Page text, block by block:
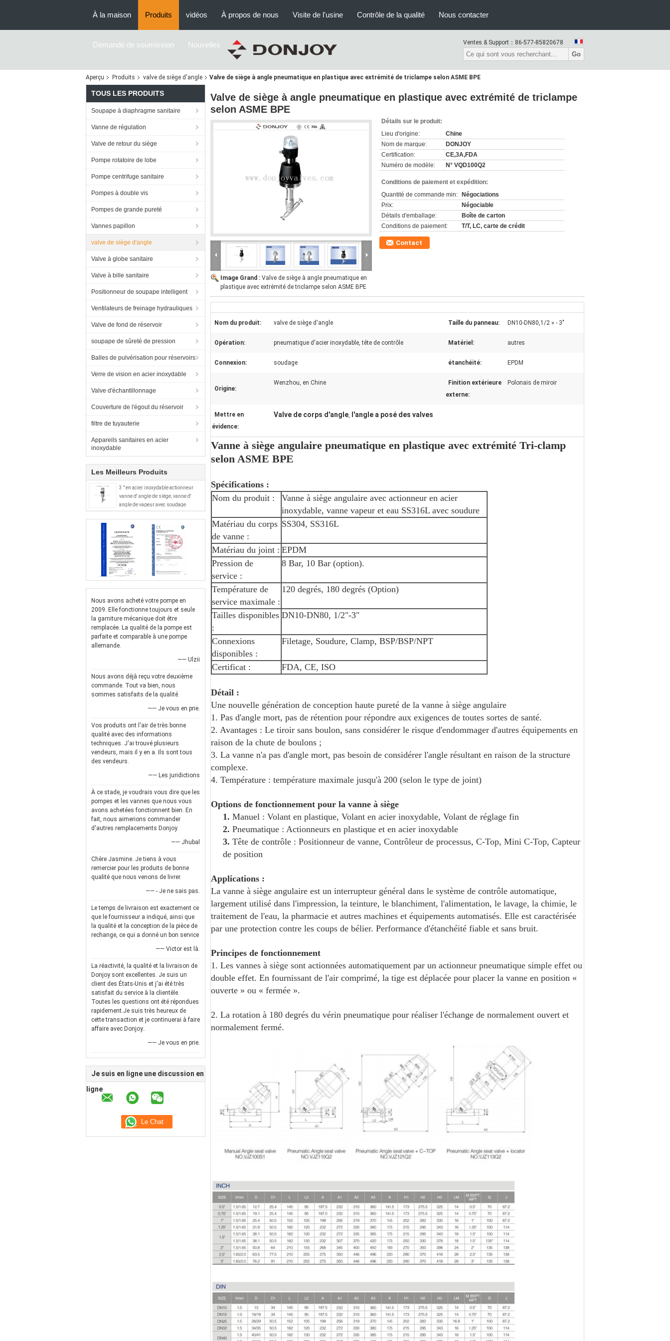
À la maison Produits vidéos À propos de nous Visite de l'usine Contrôle de la qualité Nous contacter
Demande de soumission Nouvelles Ventes & Support： 86-577-85820678
Go
Aperçu Produits valve de siège d'angle Valve de siège à angle pneumatique en plastique avec extrémité de triclampe selon ASME BPE
TOUS LES PRODUITS
Soupape à diaphragme sanitaire
Vanne de régulation
Valve de retour du siège
Pompe rotatoire de lobe
Pompe centrifuge sanitaire
Pompes à double vis
Pompes de grande pureté
Vannes papillon
valve de siège d'angle
Valve à globe sanitaire
Valve à bille sanitaire
Positionneur de soupape intelligent
Ventilateurs de freinage hydrauliques
Valve de fond de réservoir
soupape de sûreté de pression
Balles de pulvérisation pour réservoirs
Verre de vision en acier inoxydable
Valve d'échantillonnage
Couverture de l'égout du réservoir
filtre de tuyauterie
Appareils sanitaires en acier
inoxydable
Les Meilleurs Produits
3 " en acier inoxydable actionneur
vanne d' angle de siège, vanne d'
angle de vapeur avec soudage
Nous avons acheté votre pompe en
2009. Elle fonctionne toujours et seule
la garniture mécanique doit être
remplacée. La qualité de la pompe est
parfaite et comparable à une pompe
allemande.
—— Ulzii
Nous avons déjà reçu votre deuxième
commande. Tout va bien, nous
sommes satisfaits de la qualité.
—— Je vous en prie.
Vos produits ont l'air de très bonne
qualité avec des informations
techniques. J'ai trouvé plusieurs
vendeurs, mais il y en a. Ils sont tous
des vendeurs.
—— Les juridictions
À ce stade, je voudrais vous dire que les
pompes et les vannes que nous vous
avons achetées fonctionnent bien. En
fait, nous aimerions commander
d'autres remplacements Donjoy.
—— Jhubal
Chère Jasmine. Je tiens à vous
remercier pour les produits de bonne
qualité que nous venons de livrer.
—— - Je ne sais pas.
Le temps de livraison est exactement ce
que le fournisseur a indiqué, ainsi que
la qualité et la conception de la pièce de
rechange, ce qui a donné un bon service
—— Victor est là.
La réactivité, la qualité et la livraison de
Donjoy sont excellentes. Je suis un
client des États-Unis et j'ai été très
satisfait du service à la clientèle.
Toutes les questions ont été répondues
rapidement.Je suis très heureux de
cette transaction et je continuerai à faire
affaire avec Donjoy..
—— Je vous en prie.
Je suis en ligne une discussion en
ligne
Valve de siège à angle pneumatique en plastique avec extrémité de triclampe
selon ASME BPE
Image Grand : Valve de siège à angle pneumatique en
plastique avec extrémité de triclampe selon ASME BPE
Détails sur le produit:
Lieu d'origine:
Chine
Nom de marque:
DONJOY
Certification:
CE,3A,FDA
Numéro de modèle:
N° VQD100Q2
Conditions de paiement et expédition:
Quantité de commande min:
Négociations
Prix:
Négociable
Détails d'emballage:
Boîte de carton
Conditions de paiement:
T/T, LC, carte de crédit
Contact
Nom du produit: valve de siège d'angle Taille du panneau: DN10-DN80,1/2 » - 3"
Opération: pneumatique d'acier inoxydable, tête de contrôle Matériel: autres
Connexion: soudage étanchéité: EPDM
Origine:
Wenzhou, en Chine
Finition extérieure
externe:
Polonais de miroir
Mettre en
évidence:
Valve de corps d'angle, l'angle a posé des valves
Vanne à siège angulaire pneumatique en plastique avec extrémité Tri-clamp
selon ASME BPE
Spécifications :
Nom du produit :
Vanne à siège angulaire avec actionneur en acier
inoxydable, vanne vapeur et eau SS316L avec soudure
Matériau du corps
de vanne :
SS304, SS316L
Matériau du joint : EPDM
Pression de
service :
8 Bar, 10 Bar (option).
Température de
service maximale :
120 degrés, 180 degrés (Option)
Tailles disponibles
:
DN10-DN80, 1/2"-3"
Connexions
disponibles :
Filetage, Soudure, Clamp, BSP/BSP/NPT
Certificat : FDA, CE, ISO
Détail :
Une nouvelle génération de conception haute pureté de la vanne à siège angulaire
1. Pas d'angle mort, pas de rétention pour répondre aux exigences de toutes sortes de santé.
2. Avantages : Le tiroir sans boulon, sans considérer le risque d'endommager d'autres équipements en
raison de la chute de boulons ;
3. La vanne n'a pas d'angle mort, pas besoin de considérer l'angle résultant en raison de la structure
complexe.
4. Température : température maximale jusqu'à 200 (selon le type de joint)
Options de fonctionnement pour la vanne à siège
1. Manuel : Volant en plastique, Volant en acier inoxydable, Volant de réglage fin
2. Pneumatique : Actionneurs en plastique et en acier inoxydable
3. Tête de contrôle : Positionneur de vanne, Contrôleur de processus, C-Top, Mini C-Top, Capteur
de position
Applications :
La vanne à siège angulaire est un interrupteur général dans le système de contrôle automatique,
largement utilisé dans l'impression, la teinture, le blanchiment, l'alimentation, le lavage, la chimie, le
traitement de l'eau, la pharmacie et autres machines et équipements automatisés. Elle est caractérisée
par une protection contre les coups de bélier. Performance d'étanchéité fiable et sans bruit.
Principes de fonctionnement
1. Les vannes à siège sont actionnées automatiquement par un actionneur pneumatique simple effet ou
double effet. En fournissant de l'air comprimé, la tige est déplacée pour placer la vanne en position «
ouverte » ou « fermée ».
2. La rotation à 180 degrés du vérin pneumatique pour réaliser l'échange de normalement ouvert et
normalement fermé.